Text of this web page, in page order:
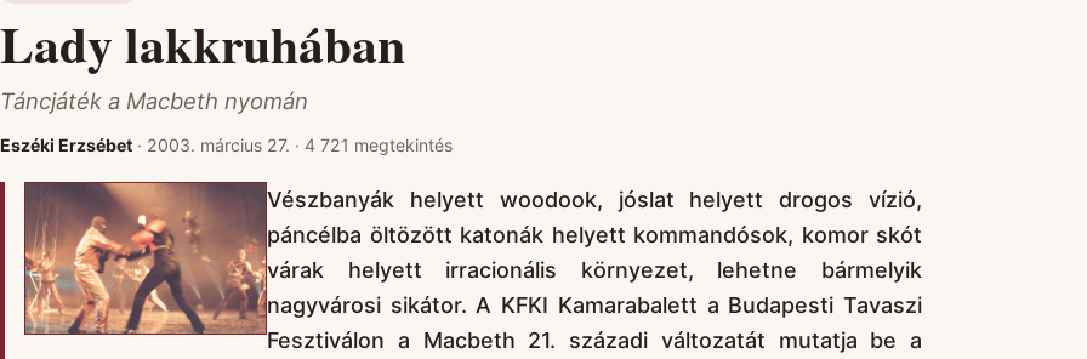
Lady lakkruhában
Táncjáték a Macbeth nyomán
Eszéki Erzsébet · 2003. március 27. · 4 721 megtekintés
Vészbanyák helyett woodook, jóslat helyett drogos vízió,
páncélba öltözött katonák helyett kommandósok, komor skót
várak helyett irracionális környezet, lehetne bármelyik
nagyvárosi sikátor. A KFKI Kamarabalett a Budapesti Tavaszi
Fesztiválon a Macbeth 21. századi változatát mutatja be a